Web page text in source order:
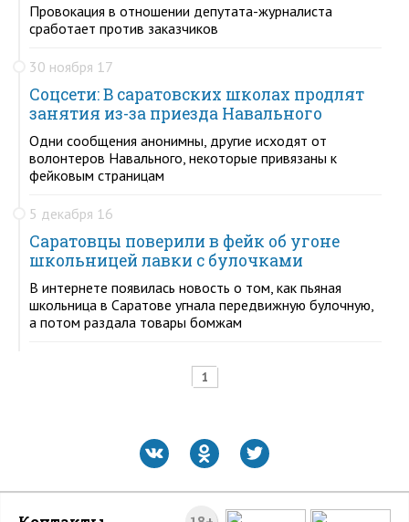
Провокация в отношении депутата-журналиста
сработает против заказчиков
30 ноября 17
Соцсети: В саратовских школах продлят
занятия из-за приезда Навального
Одни сообщения анонимны, другие исходят от
волонтеров Навального, некоторые привязаны к
фейковым страницам
5 декабря 16
Саратовцы поверили в фейк об угоне
школьницей лавки с булочками
В интернете появилась новость о том, как пьяная
школьница в Саратове угнала передвижную булочную,
а потом раздала товары бомжам
1